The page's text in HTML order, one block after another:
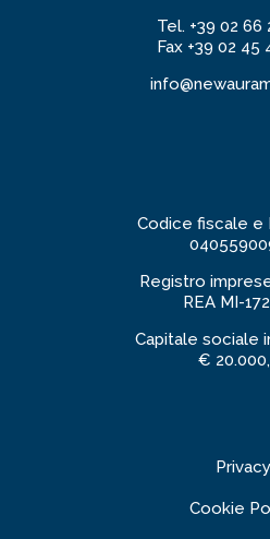
Tel. +39 02 66
Fax +39 02 45
Codice fiscale e
Registro
REA MI-
Capitale sociale
€
Privacy
Cookie